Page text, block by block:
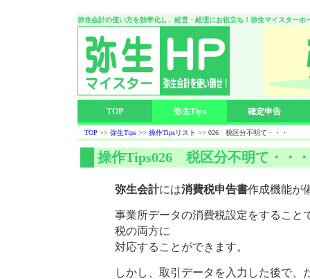
弥生会計の使い方を効率化し、経営・経理にお役立ち！弥生マイスターホ
TOP 弥生Tips 確定申告
TOP >> 弥生Tips >> 操作Tipsリスト >> 026 税区分不明て・・・
操作Tips026 税区分不明て・・・
弥生会計には消費税申告書作成機能が
事業所データの消費税設定をすること
税の両方に
対応することができます。
しかし、取引データを入力した後で、